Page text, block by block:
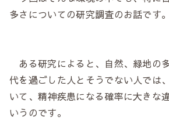
多さについての研究調査のお話です。
ある研究によると、自然、緑地の
代を過ごした人とそうでない人では
いて、精神疾患になる確率に大きな
いうのです。